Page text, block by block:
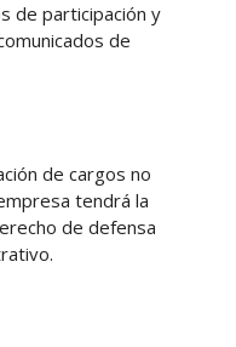
de participación y
de
de cargos no
tendrá la
de defensa